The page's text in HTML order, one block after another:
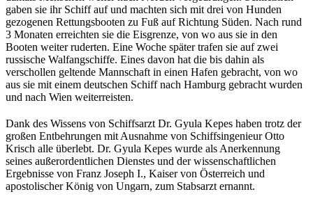
gaben sie ihr Schiff auf und machten sich mit drei von Hunden
gezogenen Rettungsbooten zu Fuß auf Richtung Süden. Nach rund
3 Monaten erreichten sie die Eisgrenze, von wo aus sie in den
Booten weiter ruderten. Eine Woche später trafen sie auf zwei
russische Walfangschiffe. Eines davon hat die bis dahin als
verschollen geltende Mannschaft in einen Hafen gebracht, von wo
aus sie mit einem deutschen Schiff nach Hamburg gebracht wurden
und nach Wien weiterreisten.
Dank des Wissens von Schiffsarzt Dr. Gyula Kepes haben trotz der
großen Entbehrungen mit Ausnahme von Schiffsingenieur Otto
Krisch alle überlebt. Dr. Gyula Kepes wurde als Anerkennung
seines außerordentlichen Dienstes und der wissenschaftlichen
Ergebnisse von Franz Joseph I., Kaiser von Österreich und
apostolischer König von Ungarn, zum Stabsarzt ernannt.